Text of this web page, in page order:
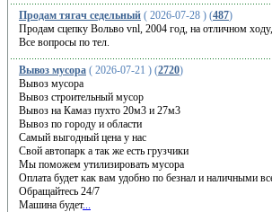
Продам тягач седельный ( 2026-07-28 ) (487)
Продам сцепку Вольво vnl, 2004 год, на отличном
Все вопросы по тел.
Вывоз мусора ( 2026-07-21 ) (2720)
Вывоз мусора
Вывоз строительный мусор
Вывоз на Камаз пухто 20м3 и 27м3
Вывоз по городу и области
Самый выгодный цена у нас
Свой автопарк а так же есть грузчики
Мы поможем утилизировать мусора
Оплата будет как вам удобно по безнал и наличными
Обращайтесь 24/7
Машина будет...